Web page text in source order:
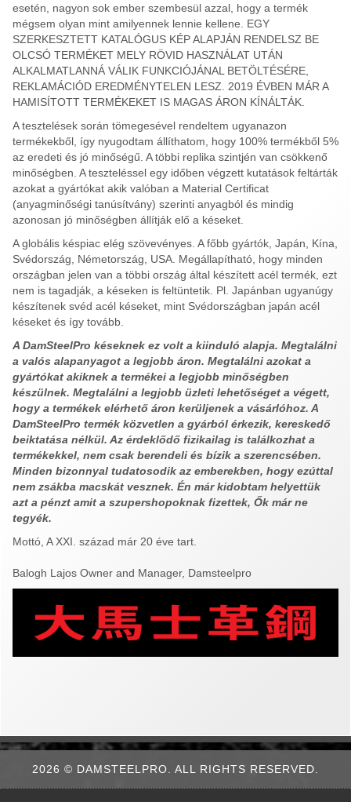
esetén, nagyon sok ember szembesül azzal, hogy a termék
mégsem olyan mint amilyennek lennie kellene. EGY
SZERKESZTETT KATALÓGUS KÉP ALAPJÁN RENDELSZ BE
OLCSÓ TERMÉKET MELY RÖVID HASZNÁLAT UTÁN
ALKALMATLANNÁ VÁLIK FUNKCIÓJÁNAL BETÖLTÉSÉRE,
REKLAMÁCIÓD EREDMÉNYTELEN LESZ. 2019 ÉVBEN MÁR A
HAMISÍTOTT TERMÉKEKET IS MAGAS ÁRON KÍNÁLTÁK.
A tesztelések során tömegesével rendeltem ugyanazon
termékekből, így nyugodtam állíthatom, hogy 100% termékből 5%
az eredeti és jó minőségű. A többi replika szintjén van csökkenő
minőségben. A teszteléssel egy időben végzett kutatások feltárták
azokat a gyártókat akik valóban a Material Certificat
(anyagminőségi tanúsítvány) szerinti anyagból és mindig
azonosan jó minőségben állítják elő a késeket.
A globális késpiac elég szövevényes. A főbb gyártók, Japán, Kína,
Svédország, Németország, USA. Megállapítható, hogy minden
országban jelen van a többi ország által készített acél termék, ezt
nem is tagadják, a késeken is feltüntetik. Pl. Japánban ugyanúgy
készítenek svéd acél késeket, mint Svédországban japán acél
késeket és így tovább.
A DamSteelPro késeknek ez volt a kiinduló alapja. Megtalálni
a valós alapanyagot a legjobb áron. Megtalálni azokat a
gyártókat akiknek a termékei a legjobb minőségben
készülnek. Megtalálni a legjobb üzleti lehetőséget a végett,
hogy a termékek elérhető áron kerüljenek a vásárlóhoz. A
DamSteelPro termék közvetlen a gyárból érkezik, kereskedő
beiktatása nélkül. Az érdeklődő fizikailag is találkozhat a
termékekkel, nem csak berendeli és bízik a szerencsében.
Minden bizonnyal tudatosodik az emberekben, hogy ezúttal
nem zsákba macskát vesznek. Én már kidobtam helyettük
azt a pénzt amit a szupershopoknak fizettek, Ők már ne
tegyék.
Mottó, A XXI. század már 20 éve tart.
Balogh Lajos Owner and Manager, Damsteelpro
2026 © DAMSTEELPRO. ALL RIGHTS RESERVED.